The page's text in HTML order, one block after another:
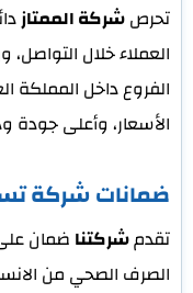
تحرصشركة الممتاز
العملاء خلال
الفروع داخل المملكة
الأسعار، وأعلى جودة
ضمانات شركة
تقدمشركتنا ضمان
الصرف الصحي من